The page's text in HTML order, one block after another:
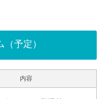
予定）
内容